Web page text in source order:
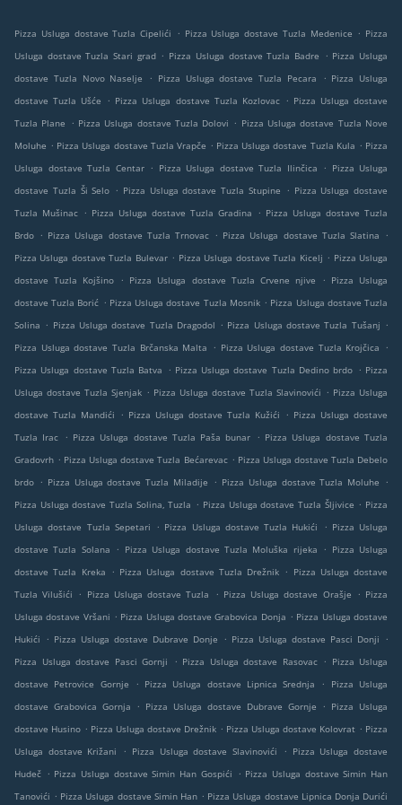
Pizza Usluga dostave Tuzla Cipelići . Pizza Usluga dostave Tuzla Medenice . Pizza
Usluga dostave Tuzla Stari grad . Pizza Usluga dostave Tuzla Badre . Pizza Usluga
dostave Tuzla Novo Naselje
. Pizza Usluga dostave Tuzla Pecara . Pizza Usluga
dostave Tuzla Ušće
. Pizza Usluga dostave Tuzla Kozlovac . Pizza Usluga dostave
Tuzla Plane
. Pizza Usluga dostave Tuzla Dolovi . Pizza Usluga dostave Tuzla Nove
Moluhe . Pizza Usluga dostave Tuzla Vrapče . Pizza Usluga dostave Tuzla Kula . Pizza
Usluga dostave Tuzla Centar
. Pizza Usluga dostave Tuzla Ilinčica . Pizza Usluga
dostave Tuzla Ši Selo . Pizza Usluga dostave Tuzla Stupine . Pizza Usluga dostave
Tuzla Mušinac . Pizza Usluga dostave Tuzla Gradina . Pizza Usluga dostave Tuzla
Brdo . Pizza Usluga dostave Tuzla Trnovac . Pizza Usluga dostave Tuzla Slatina
.
Pizza Usluga dostave Tuzla Bulevar . Pizza Usluga dostave Tuzla Kicelj . Pizza Usluga
dostave Tuzla Kojšino
. Pizza Usluga dostave Tuzla Crvene njive . Pizza Usluga
dostave Tuzla Borić . Pizza Usluga dostave Tuzla Mosnik . Pizza Usluga dostave Tuzla
Solina . Pizza Usluga dostave Tuzla Dragodol . Pizza Usluga dostave Tuzla Tušanj .
Pizza Usluga dostave Tuzla Brčanska Malta
. Pizza Usluga dostave Tuzla Krojčica
.
Pizza Usluga dostave Tuzla Batva
. Pizza Usluga dostave Tuzla Dedino brdo . Pizza
Usluga dostave Tuzla Sjenjak . Pizza Usluga dostave Tuzla Slavinovići . Pizza Usluga
dostave Tuzla Mandići
. Pizza Usluga dostave Tuzla Kužići . Pizza Usluga dostave
Tuzla Irac
. Pizza Usluga dostave Tuzla Paša bunar . Pizza Usluga dostave Tuzla
Gradovrh . Pizza Usluga dostave Tuzla Bećarevac . Pizza Usluga dostave Tuzla Debelo
brdo . Pizza Usluga dostave Tuzla Miladije . Pizza Usluga dostave Tuzla Moluhe
.
Pizza Usluga dostave Tuzla Solina, Tuzla . Pizza Usluga dostave Tuzla Šljivice . Pizza
Usluga dostave Tuzla Sepetari
. Pizza Usluga dostave Tuzla Hukići . Pizza Usluga
dostave Tuzla Solana
. Pizza Usluga dostave Tuzla Moluška rijeka . Pizza Usluga
dostave Tuzla Kreka
. Pizza Usluga dostave Tuzla Drežnik . Pizza Usluga dostave
Tuzla Vilušići
. Pizza Usluga dostave Tuzla . Pizza Usluga dostave Orašje . Pizza
Usluga dostave Vršani . Pizza Usluga dostave Grabovica Donja . Pizza Usluga dostave
Hukići
. Pizza Usluga dostave Dubrave Donje . Pizza Usluga dostave Pasci Donji
.
Pizza Usluga dostave Pasci Gornji
. Pizza Usluga dostave Rasovac . Pizza Usluga
dostave Petrovice Gornje
. Pizza Usluga dostave Lipnica Srednja .
Pizza Usluga
dostave Grabovica Gornja
. Pizza Usluga dostave Dubrave Gornje . Pizza Usluga
dostave Husino . Pizza Usluga dostave Drežnik . Pizza Usluga dostave Kolovrat . Pizza
Usluga dostave Križani
. Pizza Usluga dostave Slavinovići . Pizza Usluga dostave
Hudeč . Pizza Usluga dostave Simin Han Gospići . Pizza Usluga dostave Simin Han
Tanovići . Pizza Usluga dostave Simin Han . Pizza Usluga dostave Lipnica Donja Durići